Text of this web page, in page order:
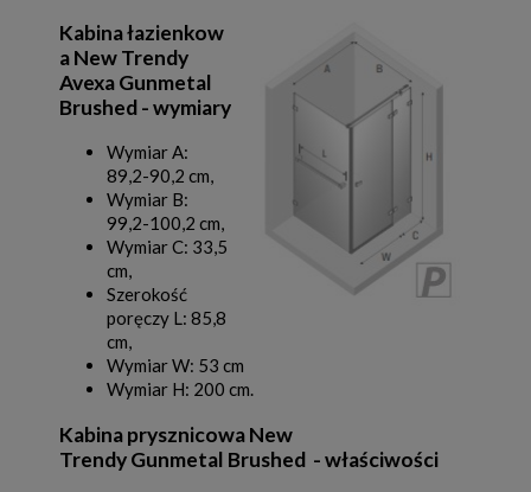
Kabina łazienkow
a New Trendy
Avexa Gunmetal
Brushed - wymiary
Wymiar A:
89,2-90,2 cm,
Wymiar B:
99,2-100,2 cm,
Wymiar C: 33,5
cm,
Szerokość
poręczy L: 85,8
cm,
Wymiar W: 53 cm
Wymiar H: 200 cm.
Kabina prysznicowa New
Trendy Gunmetal Brushed - właściwości